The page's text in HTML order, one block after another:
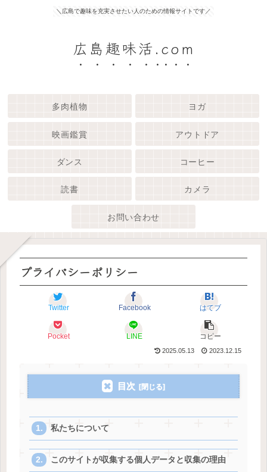
＼広島で趣味を充実させたい人のための情報サイトです／
広島趣味活.com
多肉植物 ヨガ
映画鑑賞 アウトドア
ダンス コーヒー
読書 カメラ
お問い合わせ
プライバシーポリシー
Twitter Facebook はてブ
Pocket LINE コピー
2025.05.13 2023.12.15
目次
私たちについて
このサイトが収集する個人データと収集の理由